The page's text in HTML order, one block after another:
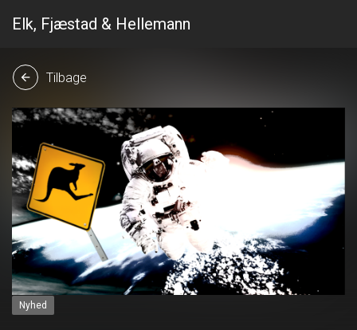
Elk, Fjæstad & Hellemann
arrow_back Tilbage
Nyhed